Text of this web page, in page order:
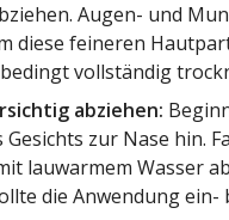
Augen- und
diese feineren
vollständig
abziehen:
Gesichts zur Nase hin.
lauwarmem Wasser
die Anwendung